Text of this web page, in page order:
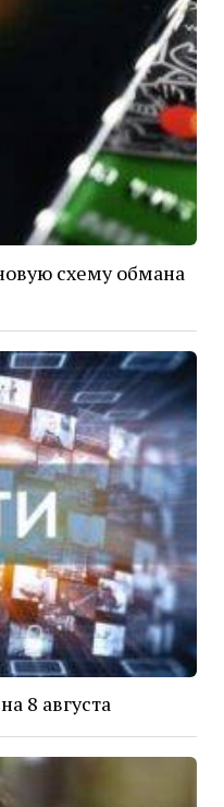
схему обмана
8 августа